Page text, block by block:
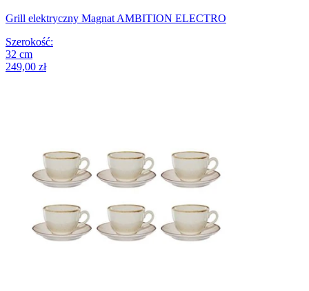
Grill elektryczny Magnat AMBITION ELECTRO
Szerokość:
32 cm
249,00 zł